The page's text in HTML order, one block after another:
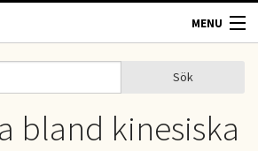
MENU
Sök
bland kinesiska